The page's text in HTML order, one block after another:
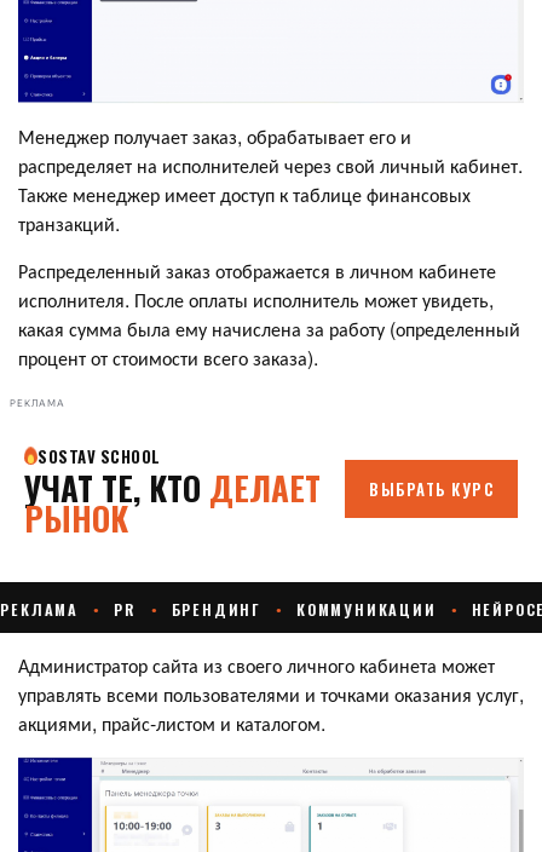
Менеджер получает заказ, обрабатывает его и
распределяет на исполнителей через свой личный кабинет.
Также менеджер имеет доступ к таблице финансовых
транзакций.
Распределенный заказ отображается в личном кабинете
исполнителя. После оплаты исполнитель может увидеть,
какая сумма была ему начислена за работу (определенный
процент от стоимости всего заказа).
РЕКЛАМА
Администратор сайта из своего личного кабинета может
управлять всеми пользователями и точками оказания услуг,
акциями, прайс-листом и каталогом.